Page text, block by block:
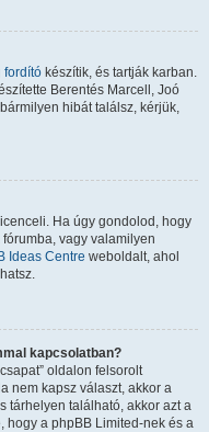
fordító készítik, és tartják karban.
Berentés Marcell, Joó
hibát találsz, kérjük,
Ha úgy gondolod, hogy
vagy valamilyen
Ideas Centre weboldalt, ahol
kapcsolatban?
oldalon felsorolt
nem kapsz választ, akkor a
tárhelyen található, akkor azt a
hogy a phpBB Limited-nek és a